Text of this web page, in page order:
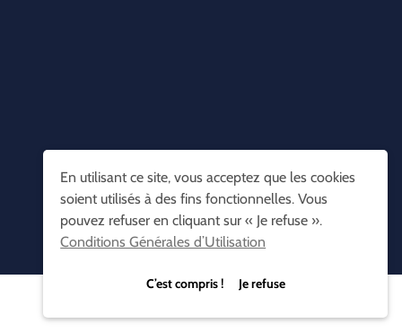
En utilisant ce site, vous acceptez que les cookies
soient utilisés à des fins fonctionnelles. Vous
pouvez refuser en cliquant sur « Je refuse ».
Conditions Générales d’Utilisation
C’est compris ! Je refuse